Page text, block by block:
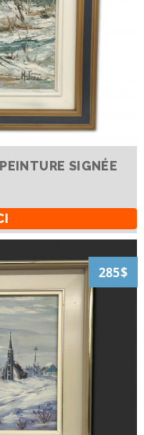
SIGNÉE
285$